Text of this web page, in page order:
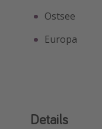
Ostsee
Europa
Details